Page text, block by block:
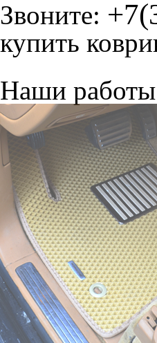
Звоните:
купить
Наши работы